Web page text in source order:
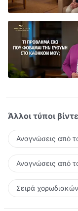
Άλλοι τύποι
Αναγνώσεις από
Αναγνώσεις από
Σειρά